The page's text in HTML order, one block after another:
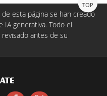
TOP
esta página se han creado
generativa. Todo el
antes de su